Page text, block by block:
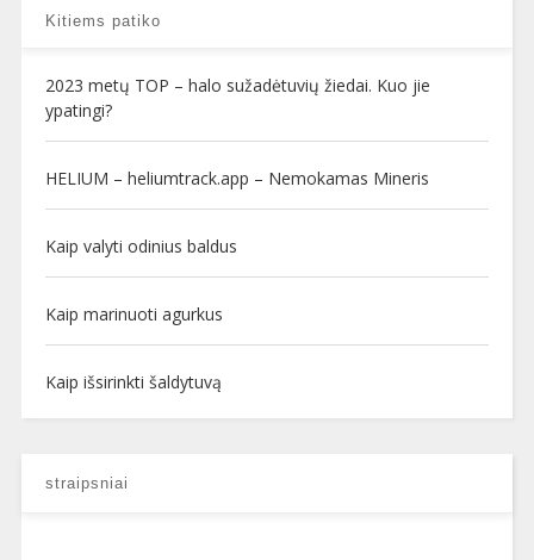
Kitiems patiko
2023 metų TOP – halo sužadėtuvių žiedai. Kuo jie
ypatingi?
HELIUM – heliumtrack.app – Nemokamas Mineris
Kaip valyti odinius baldus
Kaip marinuoti agurkus
Kaip išsirinkti šaldytuvą
straipsniai